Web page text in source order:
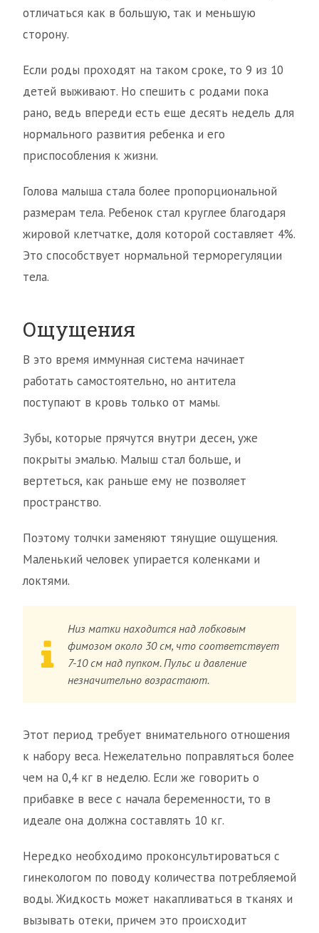
отличаться как в большую, так и меньшую
сторону.
Если роды проходят на таком сроке, то 9 из 10
детей выживают. Но спешить с родами пока
рано, ведь впереди есть еще десять недель для
нормального развития ребенка и его
приспособления к жизни.
Голова малыша стала более пропорциональной
размерам тела. Ребенок стал круглее благодаря
жировой клетчатке, доля которой составляет 4%.
Это способствует нормальной терморегуляции
тела.
Ощущения
В это время иммунная система начинает
работать самостоятельно, но антитела
поступают в кровь только от мамы.
Зубы, которые прячутся внутри десен, уже
покрыты эмалью. Малыш стал больше, и
вертеться, как раньше ему не позволяет
пространство.
Поэтому толчки заменяют тянущие ощущения.
Маленький человек упирается коленками и
локтями.
Низ матки находится над лобковым
фимозом около 30 см, что соответствует
7-10 см над пупком. Пульс и давление
незначительно возрастают.
Этот период требует внимательного отношения
к набору веса. Нежелательно поправляться более
чем на 0,4 кг в неделю. Если же говорить о
прибавке в весе с начала беременности, то в
идеале она должна составлять 10 кг.
Нередко необходимо проконсультироваться с
гинекологом по поводу количества потребляемой
воды. Жидкость может накапливаться в тканях и
вызывать отеки, причем это происходит